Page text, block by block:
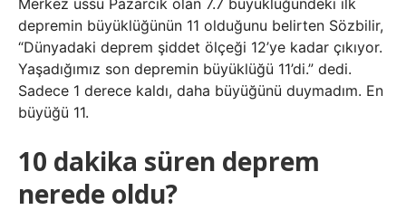
Merkez üssü Pazarcık olan 7.7 büyüklüğündeki ilk
depremin büyüklüğünün 11 olduğunu belirten Sözbilir,
“Dünyadaki deprem şiddet ölçeği 12’ye kadar çıkıyor.
Yaşadığımız son depremin büyüklüğü 11’di.” dedi.
Sadece 1 derece kaldı, daha büyüğünü duymadım. En
büyüğü 11.
10 dakika süren deprem
nerede oldu?